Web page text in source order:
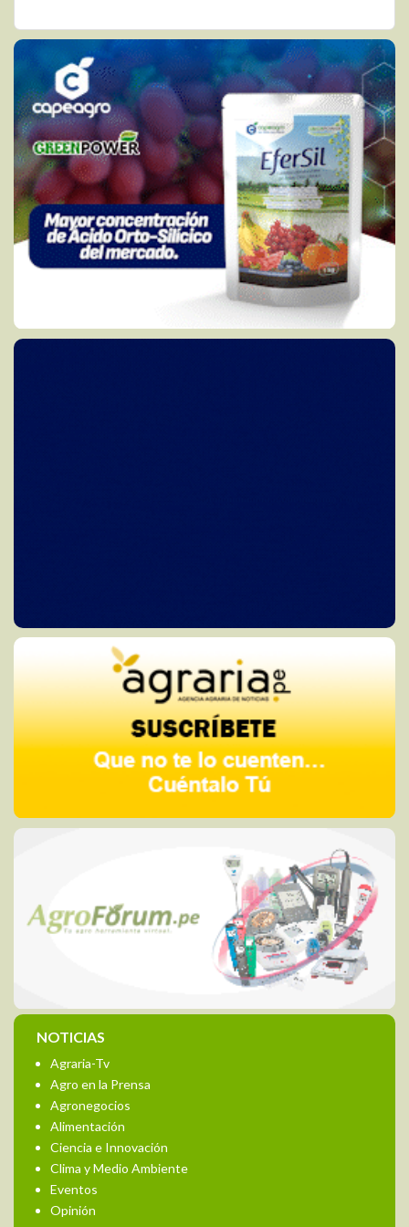
NOTICIAS
Agraria-Tv
Agro en la Prensa
Agronegocios
Alimentación
Ciencia e Innovación
Clima y Medio Ambiente
Eventos
Opinión